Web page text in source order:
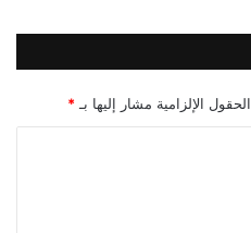
الحقول الإلزامية مشار إليها بـ *